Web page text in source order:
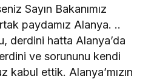
Sayın Bakanımız
paydamız Alanya. ..
derdini hatta Alanya’da
ve sorununu kendi
kabul ettik. Alanya’mızın